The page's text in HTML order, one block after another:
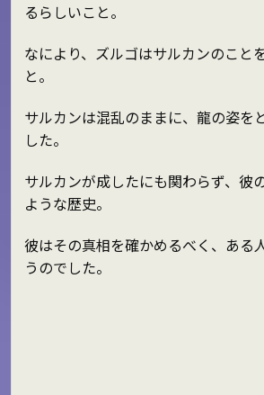
るらしいこと。
なにより、ズルゴはサルカンのこと
と。
サルカンは混乱のままに、龍の姿を
した。
サルカンが成したにも関わらず、彼
ような歴史。
彼はその真相を確かめるべく、ある
うのでした。